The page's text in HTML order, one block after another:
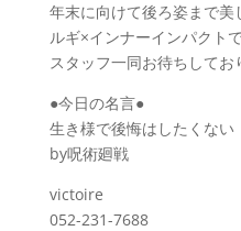
年末に向けて後ろ姿まで
ルギ×インナーインパクト
スタッフ一同お待ちしてお
●今日の名言●
生き様で後悔はしたくない
by呪術廻戦
victoire
052-231-7688